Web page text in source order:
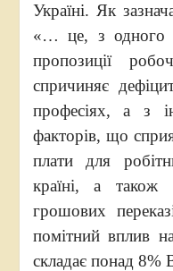
Україні. Як
«… це, з одного
пропозиції
спричиняє
професіях, а з
факторів, що
плати для
країні, а також
грошових
помітний вплив
складає понад